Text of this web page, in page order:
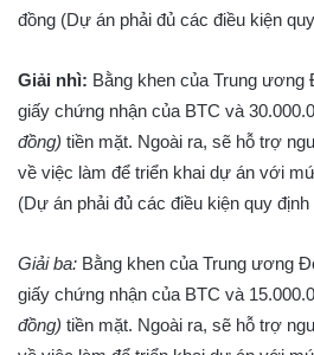
đồng (Dự án phải đủ các điều kiện
Giải nhì: Bằng khen của Trung ương
giấy chứng nhận của BTC và
đồng) tiền mặt. Ngoài ra, sẽ hỗ trợ
về việc làm để triển khai dự án với
(Dự án phải đủ các điều kiện quy
Giải ba: Bằng khen của Trung ương
giấy chứng nhận của BTC và
đồng) tiền mặt. Ngoài ra, sẽ hỗ trợ